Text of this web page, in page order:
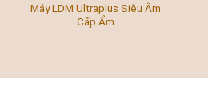
Máy LDM Ultraplus Siêu Âm
Cấp Ẩm